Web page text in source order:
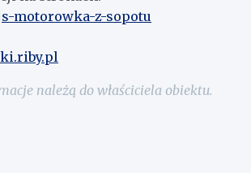
motorowka-z-sopotu
należą do właściciela obiektu.